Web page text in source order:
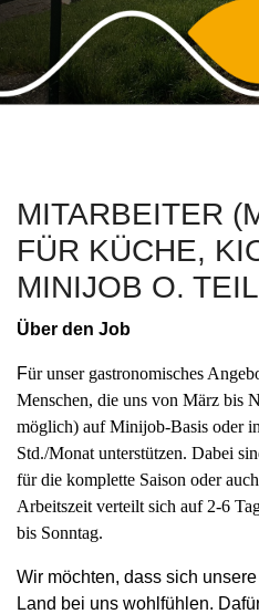
MITARBEITER
FÜR KÜCHE,
MINIJOB O.
Über den Job
Für unser gastronomisches
Menschen, die uns von März bis
möglich) auf Minijob-Basis oder
Std./Monat unterstützen. Dabei
für die komplette Saison oder
Arbeitszeit verteilt sich auf 2-6
bis Sonntag.
Wir möchten, dass sich
Land bei uns wohlfühlen.